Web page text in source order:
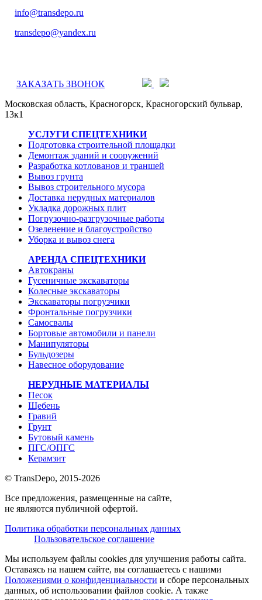
info@transdepo.ru
transdepo@yandex.ru
ЗАКАЗАТЬ ЗВОНОК
Московская область, Красногорск, Красногорский бульвар,
13к1
УСЛУГИ СПЕЦТЕХНИКИ
Подготовка строительной площадки
Демонтаж зданий и сооружений
Разработка котлованов и траншей
Вывоз грунта
Вывоз строительного мусора
Доставка нерудных материалов
Укладка дорожных плит
Погрузочно-разгрузочные работы
Озеленение и благоустройство
Уборка и вывоз снега
АРЕНДА СПЕЦТЕХНИКИ
Автокраны
Гусеничные экскаваторы
Колесные экскаваторы
Экскаваторы погрузчики
Фронтальные погрузчики
Самосвалы
Бортовые автомобили и панели
Манипуляторы
Бульдозеры
Навесное оборудование
НЕРУДНЫЕ МАТЕРИАЛЫ
Песок
Щебень
Гравий
Грунт
Бутовый камень
ПГС/ОПГС
Керамзит
© TransDepo, 2015-2026
Все предложения, размещенные на сайте,
не являются публичной офертой.
Политика обработки персональных данных
Пользовательское соглашение
Мы используем файлы cookies для улучшения работы сайта.
Оставаясь на нашем сайте, вы соглашаетесь с нашими
Положениями о конфиденциальности и сборе персональных
данных, об использовании файлов cookie. А также